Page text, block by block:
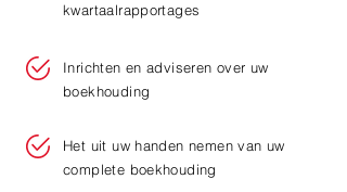
kwartaalrapportages
Inrichten en adviseren over uw
boekhouding
Het uit uw handen nemen van uw
complete boekhouding